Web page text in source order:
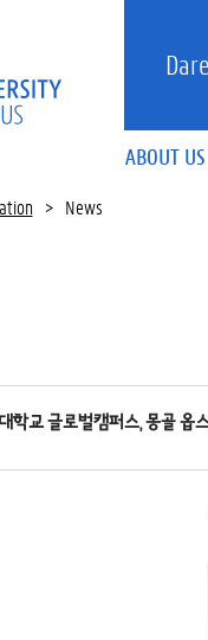
ABOUT US
> News
학교 글로벌캠퍼스, 몽골 옵